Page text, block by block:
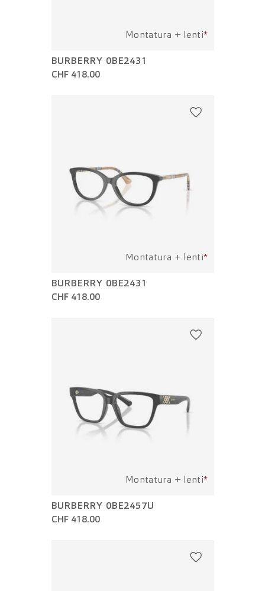
Montatura + lenti*
BURBERRY 0BE2431
CHF 418.00
Montatura + lenti*
BURBERRY 0BE2431
CHF 418.00
Montatura + lenti*
BURBERRY 0BE2457U
CHF 418.00